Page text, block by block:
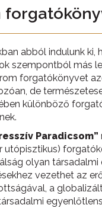
abból indulunk ki,
szempontból más
forgatókönyvet
de
különböző
Paradicsom”
utópisztikus)
olyan társadalmi
vezethet az
a